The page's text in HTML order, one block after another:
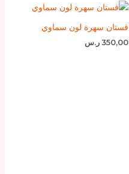
فستان سهرة لون سماوي
350,00 ر.س